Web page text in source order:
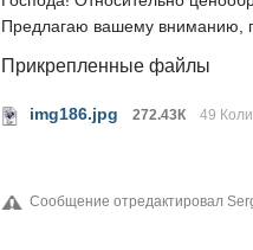
Предлагаю вашему вниманию,
Прикрепленные файлы
img186.jpg 272.43К 49
Сообщение отредактировал